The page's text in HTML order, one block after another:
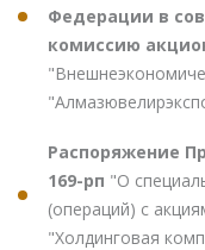
Федерации в
комиссию
Распоряжение
169-рп "О
(операций) с
"Холдинговая